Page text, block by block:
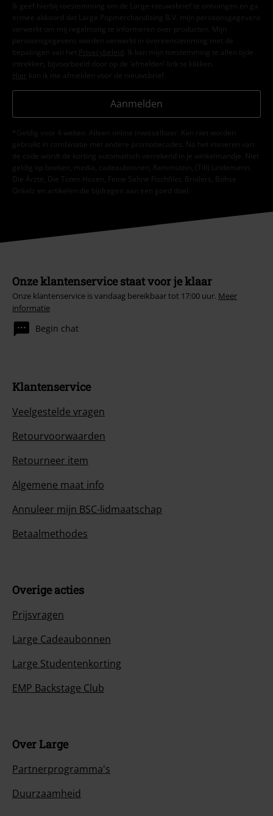
Ik geef hierbij toestemming om de Large-nieuwsbrief te ontvangen en ga
ermee akkoord dat Large Popmerchandising B.V. mijn persoonsgegevens
verwerkt om mij regelmatig te informeren over producten. Mijn
persoonsgegevens worden verwerkt in overeenstemming met de
bepalingen van het
Privacybeleid . Ik kan mijn toestemming te allen tijde
intrekken, bijvoorbeeld door op de ‘afmelden’-link te klikken.
Hier kan ik me afmelden voor de nieuwsbrief.
Aanmelden
*Geldig voor 4 weken. Alleen online inwisselbaar. Kan niet worden
gebruikt in combinatie met andere promotiecodes. Na het invoeren van
de code wordt de korting automatisch verrekend in je winkelmandje. Niet
geldig op boeken, media, cadeaubonnen, Rammstein, (Till) Lindemann,
Die Ärzte, Die Toten Hosen, Feine Sahne Fischfilet, Broilers, Böhse
Onkelz en artikelen die bijdragen aan een goed doel.
Onze klantenservice staat voor je klaar
Onze klantenservice is vandaag bereikbaar tot 17:00 uur. Meer
informatie
Begin chat
Klantenservice
Veelgestelde vragen
Retourvoorwaarden
Retourneer item
Algemene maat info
Annuleer mijn BSC-lidmaatschap
Betaalmethodes
Overige acties
Prijsvragen
Large Cadeaubonnen
Large Studentenkorting
EMP Backstage Club
Over Large
Partnerprogramma's
Duurzaamheid